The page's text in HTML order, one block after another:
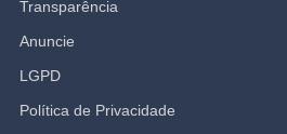
Transparência
Anuncie
LGPD
Política de Privacidade